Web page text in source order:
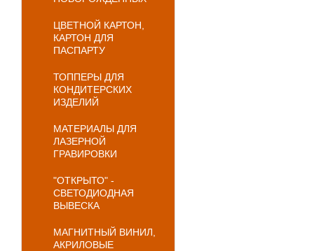
ЦВЕТНОЙ КАРТОН,
КАРТОН ДЛЯ
ПАСПАРТУ
ТОППЕРЫ ДЛЯ
КОНДИТЕРСКИХ
ИЗДЕЛИЙ
МАТЕРИАЛЫ ДЛЯ
ЛАЗЕРНОЙ
ГРАВИРОВКИ
"ОТКРЫТО" -
СВЕТОДИОДНАЯ
ВЫВЕСКА
МАГНИТНЫЙ ВИНИЛ,
АКРИЛОВЫЕ